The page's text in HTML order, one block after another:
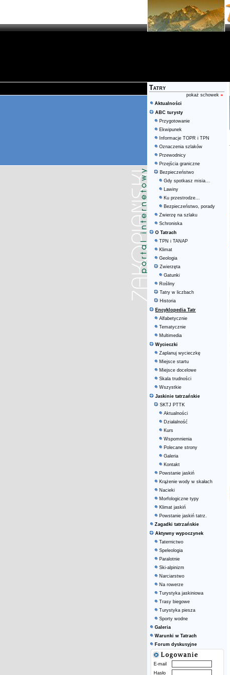
Tatry
pokaż schowek »
Aktualności
ABC turysty
Przygotowanie
Ekwipunek
Informacje TOPR i TPN
Oznaczenia szlaków
Przewodnicy
Przejścia graniczne
Bezpieczeństwo
Gdy spotkasz misia...
Lawiny
Ku przestrodze...
Bezpieczeństwo, porady
Zwierzę na szlaku
Schroniska
O Tatrach
TPN i TANAP
Klimat
Geologia
Zwierzęta
Gatunki
Rośliny
Tatry w liczbach
Historia
Encyklopedia Tatr
Alfabetycznie
Tematycznie
Multimedia
Wycieczki
Zaplanuj wycieczkę
Miejsce startu
Miejsce docelowe
Skala trudności
Wszystkie
Jaskinie tatrzańskie
SKTJ PTTK
Aktualności
Działalność
Kurs
Wspomnienia
Polecane strony
Galeria
Kontakt
Powstanie jaskiń
Krążenie wody w skałach
Nacieki
Morfologiczne typy
Klimat jaskiń
Powstanie jaskiń tatrz.
Zagadki tatrzańskie
Aktywny wypoczynek
Taternictwo
Speleologia
Paralotnie
Ski-alpinizm
Narciarstwo
Na rowerze
Turystyka jaskiniowa
Trasy biegowe
Turystyka piesza
Sporty wodne
Galeria
Warunki w Tatrach
Forum dyskusyjne
E-mail
Hasło